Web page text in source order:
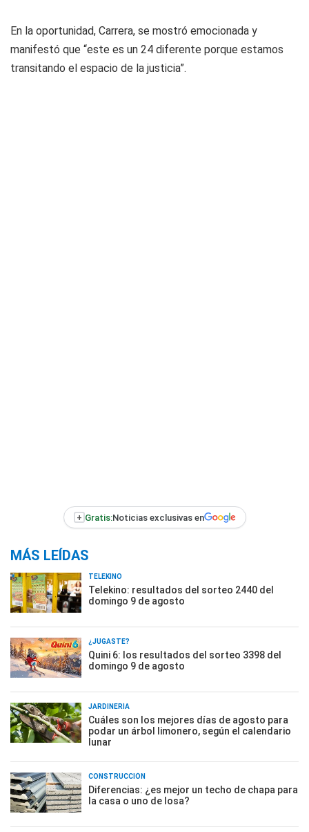
En la oportunidad, Carrera, se mostró emocionada y
manifestó que “este es un 24 diferente porque estamos
transitando el espacio de la justicia”.
+ Gratis:Noticias exclusivas en
MÁS LEÍDAS
TELEKINO
Telekino: resultados del sorteo 2440 del
domingo 9 de agosto
¿JUGASTE?
Quini 6: los resultados del sorteo 3398 del
domingo 9 de agosto
JARDINERÍA
Cuáles son los mejores días de agosto para
podar un árbol limonero, según el calendario
lunar
CONSTRUCCIÓN
Diferencias: ¿es mejor un techo de chapa para
la casa o uno de losa?